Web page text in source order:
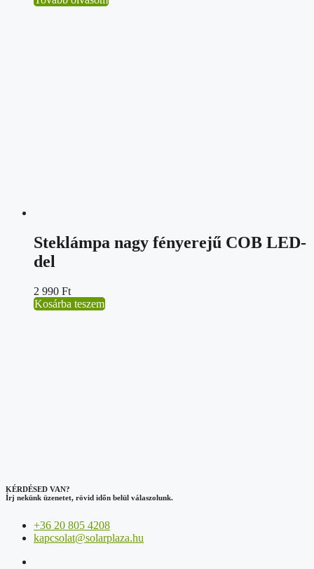
Steklámpa nagy fényerejű COB LED-
del
2 990 Ft
Kosárba teszem
KÉRDÉSED VAN?
Írj nekünk üzenetet, rövid időn belül válaszolunk.
+36 20 805 4208
kapcsolat@solarplaza.hu